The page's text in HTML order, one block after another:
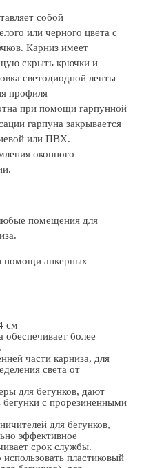
собой
или черного цвета с
Карниз имеет
скрыть крючки и
светодиодной ленты
профиля
при помощи гарпунной
гарпуна закрывается
или ПВХ.
оконного
помещения для
помощи анкерных
см
обеспечивает более
части карниза, для
света от
для бегунков, дают
бегунки с прорезиненными
для бегунков,
эффективное
срок службы.
пластиковый